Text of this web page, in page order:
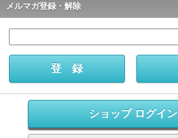
メルマガ登録・解除
ショップ ログイン